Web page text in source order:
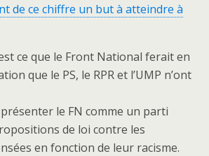
de ce chiffre un but à atteindre à
ce que le Front National ferait en
que le PS, le RPR et l’UMP n’ont
le FN comme un parti
de loi contre les
en fonction de leur racisme.